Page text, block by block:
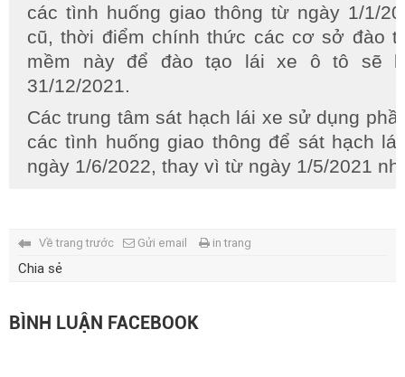
các tình huống giao thông từ ngày 1/1/
cũ, thời điểm chính thức các cơ sở đào
mềm này để đào tạo lái xe ô tô sẽ
31/12/2021.
Các trung tâm sát hạch lái xe sử dụng
các tình huống giao thông để sát hạch
ngày 1/6/2022, thay vì từ ngày 1/5/2021
Về trang trước Gửi email in trang
Chia sẻ
BÌNH LUẬN FACEBOOK